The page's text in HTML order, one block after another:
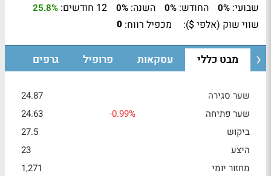
שבועי: 0% החודש: 0% השנה: 0% 12 חודשים: 25.8%
שווי שוק (אלפי $): מכפיל רווח: 0
מבט כללי עסקאות פרופיל גרפים
שער סגירה
24.87
שער פתיחה
-0.99%
24.63
ביקוש
27.5
היצע
23
מחזור יומי
1,271